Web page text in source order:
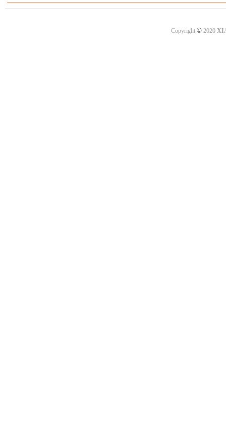
Copyright ©2020